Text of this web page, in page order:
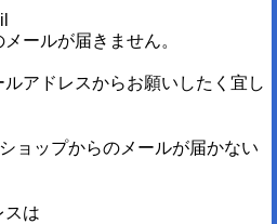
ールが届きません。
アドレスからお願いしたく宜し
ョップからのメールが届かない
スは